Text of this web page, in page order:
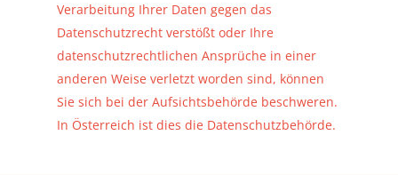
Verarbeitung Ihrer Daten gegen das
Datenschutzrecht verstößt oder Ihre
datenschutzrechtlichen Ansprüche in einer
anderen Weise verletzt worden sind, können
Sie sich bei der Aufsichtsbehörde beschweren.
In Österreich ist dies die Datenschutzbehörde.